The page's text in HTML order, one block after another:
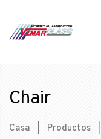
Chair
Casa Productos